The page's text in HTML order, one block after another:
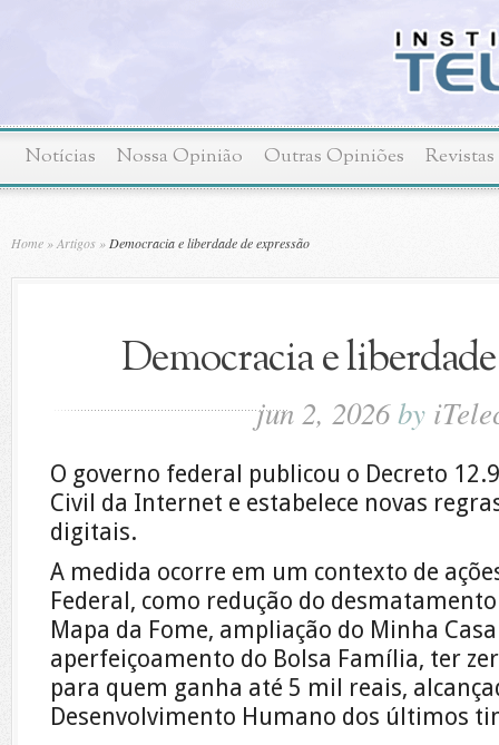
Notícias Nossa Opinião Outras Opiniões Revistas
Home »Artigos » Democracia e liberdade de expressão
Democracia e
jun 2, 2026by
O governo federal publicou o Decreto
Civil da Internet e estabelece novas
digitais.
A medida ocorre em um contexto de
Federal, como redução do
Mapa da Fome, ampliação do Minha
aperfeiçoamento do Bolsa Família, ter
para quem ganha até 5 mil reais,
Desenvolvimento Humano dos últimos